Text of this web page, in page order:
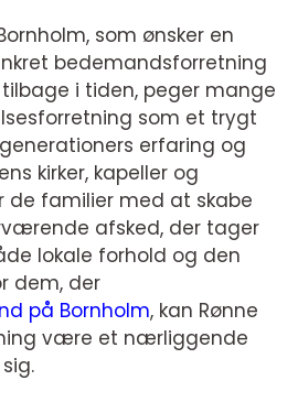
som ønsker en
bedemandsforretning
i tiden, peger mange
som et trygt
erfaring og
kirker, kapeller og
familier med at skabe
afsked, der tager
lokale forhold og den
dem, der
på Bornholm, kan Rønne
være et nærliggende